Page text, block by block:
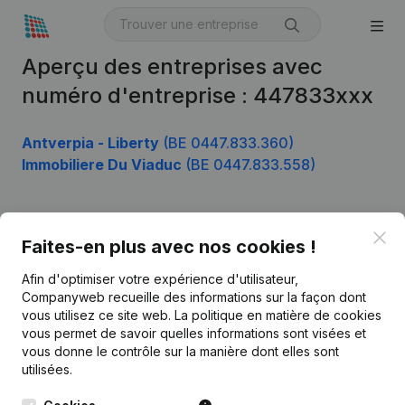
Aperçu des entreprises avec
numéro d'entreprise : 447833xxx
Antverpia - Liberty (BE 0447.833.360)
Immobiliere Du Viaduc (BE 0447.833.558)
Faites-en plus avec nos cookies !
Afin d'optimiser votre expérience d'utilisateur,
Companyweb recueille des informations sur la façon dont
vous utilisez ce site web. La politique en matière de cookies
vous permet de savoir quelles informations sont visées et
vous donne le contrôle sur la manière dont elles sont
utilisées.
Français
Kantorenpark Everest
248D,
Monitoring
Recherche internationale